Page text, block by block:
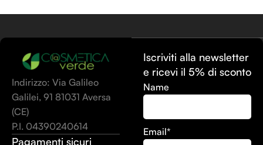
Indirizzo: Via Galileo
Galilei, 91 81031 Aversa
(CE)
P.I. 04390240614
Pagamenti sicuri
Iscriviti alla newsletter
e ricevi il 5% di sconto
Name
Email*